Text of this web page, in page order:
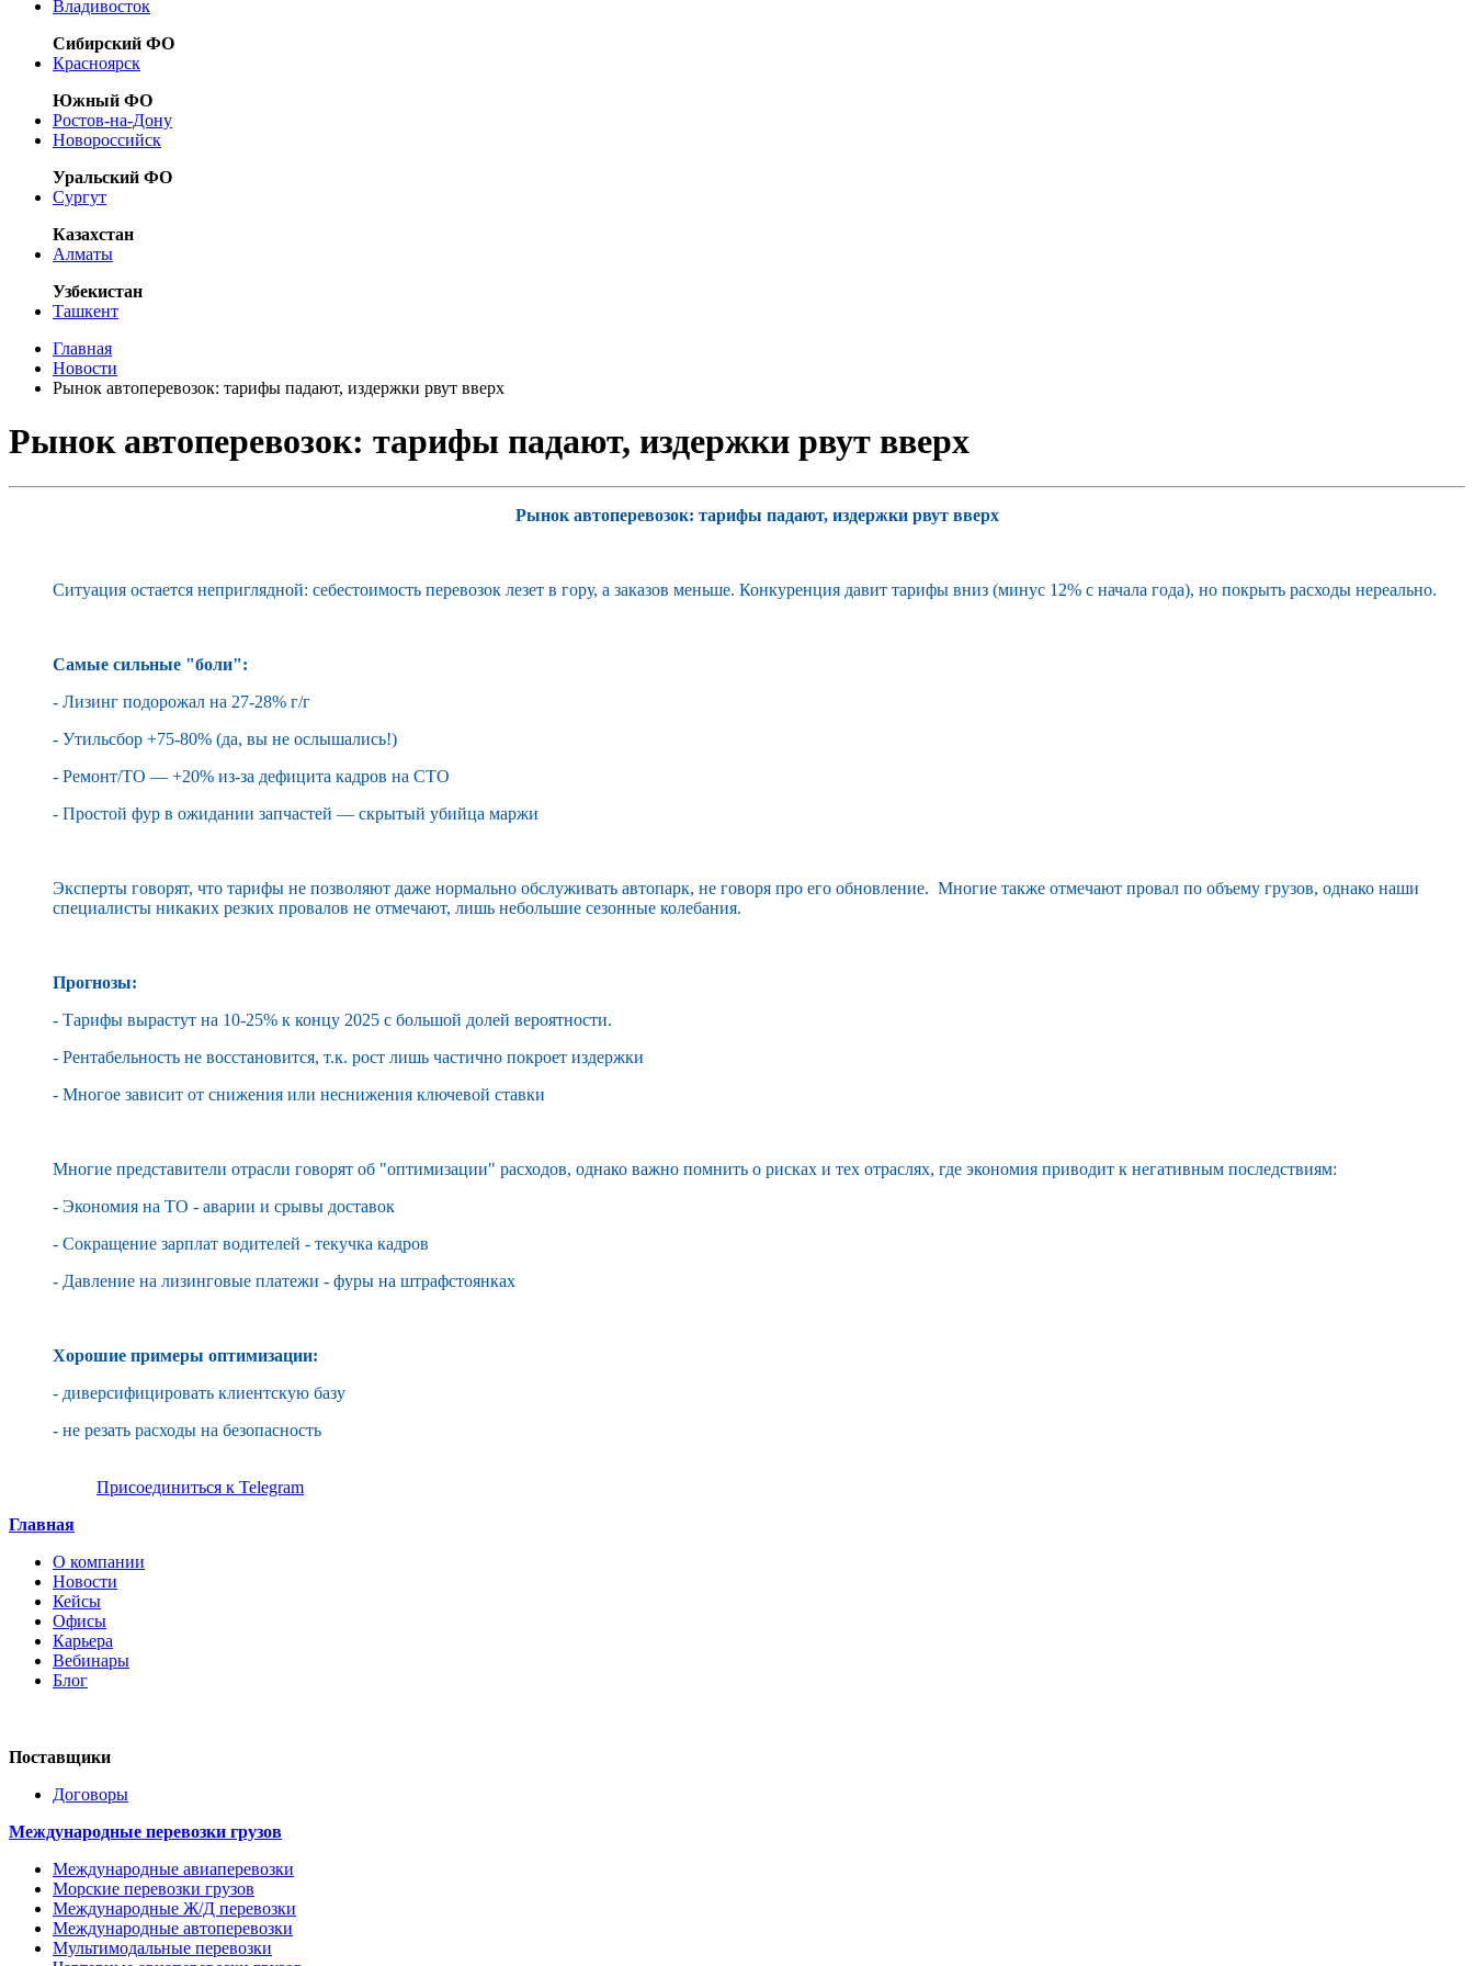
Владивосток
Сибирский ФО
Красноярск
Южный ФО
Ростов-на-Дону
Новороссийск
Уральский ФО
Сургут
Казахстан
Алматы
Узбекистан
Ташкент
Главная
Новости
Рынок автоперевозок: тарифы падают, издержки рвут вверх
Рынок автоперевозок: тарифы падают, издержки рвут вверх
Рынок автоперевозок: тарифы падают, издержки рвут вверх
Ситуация остается неприглядной: себестоимость перевозок лезет в гору, а заказов меньше. Конкуренция давит тарифы вниз (минус 12% с начала года), но покрыть расходы нереально.
Самые сильные "боли":
- Лизинг подорожал на 27-28% г/г
- Утильсбор +75-80% (да, вы не ослышались!)
- Ремонт/ТО — +20% из-за дефицита кадров на СТО
- Простой фур в ожидании запчастей — скрытый убийца маржи
Эксперты говорят, что тарифы не позволяют даже нормально обслуживать автопарк, не говоря про его обновление. Многие также отмечают провал по объему грузов, однако наши
специалисты никаких резких провалов не отмечают, лишь небольшие сезонные колебания.
Прогнозы:
- Тарифы вырастут на 10-25% к концу 2025 с большой долей вероятности.
- Рентабельность не восстановится, т.к. рост лишь частично покроет издержки
- Многое зависит от снижения или неснижения ключевой ставки
Многие представители отрасли говорят об "оптимизации" расходов, однако важно помнить о рисках и тех отраслях, где экономия приводит к негативным последствиям:
- Экономия на ТО - аварии и срывы доставок
- Сокращение зарплат водителей - текучка кадров
- Давление на лизинговые платежи - фуры на штрафстоянках
Хорошие примеры оптимизации:
- диверсифицировать клиентскую базу
- не резать расходы на безопасность
Присоединиться к Telegram
Главная
О компании
Новости
Кейсы
Офисы
Карьера
Вебинары
Блог
Поставщики
Договоры
Международные перевозки грузов
Международные авиаперевозки
Морские перевозки грузов
Международные Ж/Д перевозки
Международные автоперевозки
Мультимодальные перевозки